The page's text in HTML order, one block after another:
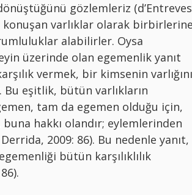
gözlemleriz
konuşan varlıklar olarak
alabilirler. Oysa
üzerinde olan egemenlik yanıt
vermek, bir kimsenin varlığını
eşitlik, bütün varlıkların
tam da egemen olduğu için,
hakkı olandır; eylemlerinden
2009: 86). Bu nedenle yanıt,
bütün karşılıklılık